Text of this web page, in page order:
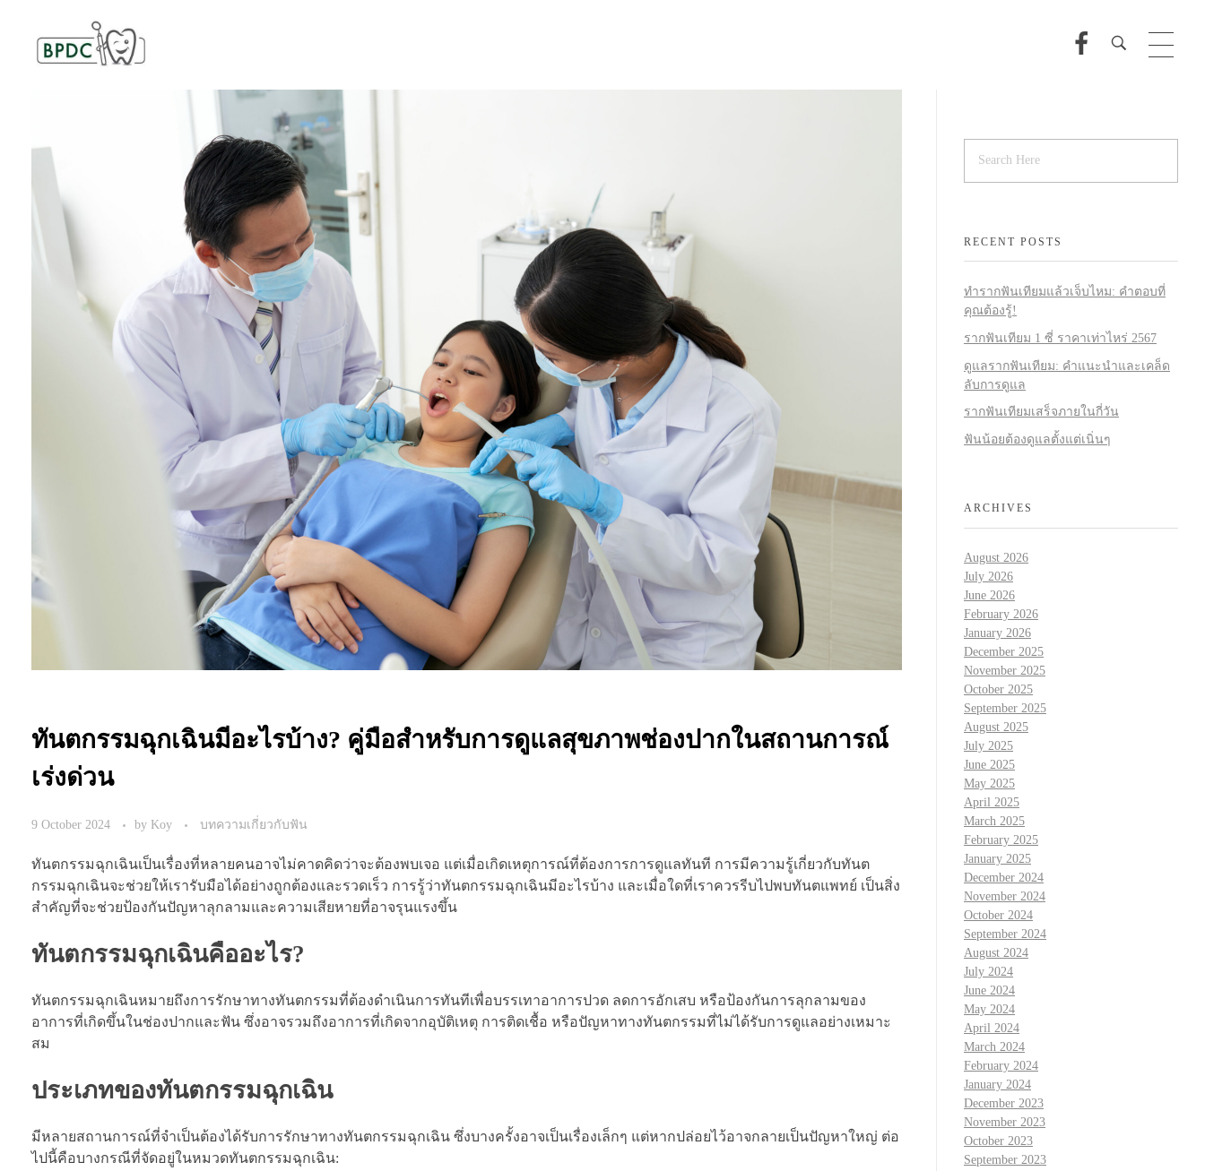
ทันตกรรมฉุกเฉินมีอะไรบ้าง? คู่มือสำหรับการดูแลสุขภาพช่องปากในสถานการณ์
เร่งด่วน
9 October 2024 by Koy บทความเกี่ยวกับฟัน
ทันตกรรมฉุกเฉินเป็นเรื่องที่หลายคนอาจไม่คาดคิดว่าจะต้องพบเจอ แต่เมื่อเกิดเหตุการณ์ที่ต้องการการดูแลทันที การมีความรู้เกี่ยวกับทันต
กรรมฉุกเฉินจะช่วยให้เรารับมือได้อย่างถูกต้องและรวดเร็ว การรู้ว่าทันตกรรมฉุกเฉินมีอะไรบ้าง และเมื่อใดที่เราควรรีบไปพบทันตแพทย์ เป็นสิ่ง
สำคัญที่จะช่วยป้องกันปัญหาลุกลามและความเสียหายที่อาจรุนแรงขึ้น
ทันตกรรมฉุกเฉินคืออะไร?
ทันตกรรมฉุกเฉินหมายถึงการรักษาทางทันตกรรมที่ต้องดำเนินการทันทีเพื่อบรรเทาอาการปวด ลดการอักเสบ หรือป้องกันการลุกลามของ
อาการที่เกิดขึ้นในช่องปากและฟัน ซึ่งอาจรวมถึงอาการที่เกิดจากอุบัติเหตุ การติดเชื้อ หรือปัญหาทางทันตกรรมที่ไม่ได้รับการดูแลอย่างเหมาะ
สม
ประเภทของทันตกรรมฉุกเฉิน
มีหลายสถานการณ์ที่จำเป็นต้องได้รับการรักษาทางทันตกรรมฉุกเฉิน ซึ่งบางครั้งอาจเป็นเรื่องเล็กๆ แต่หากปล่อยไว้อาจกลายเป็นปัญหาใหญ่ ต่อ
ไปนี้คือบางกรณีที่จัดอยู่ในหมวดทันตกรรมฉุกเฉิน:
RECENT POSTS
ทำรากฟันเทียมแล้วเจ็บไหม: คำตอบที่
คุณต้องรู้!
รากฟันเทียม 1 ซี่ ราคาเท่าไหร่ 2567
ดูแลรากฟันเทียม: คำแนะนำและเคล็ด
ลับการดูแล
รากฟันเทียมเสร็จภายในกี่วัน
ฟันน้อยต้องดูแลตั้งแต่เนิ่นๆ
ARCHIVES
August 2026
July 2026
June 2026
February 2026
January 2026
December 2025
November 2025
October 2025
September 2025
August 2025
July 2025
June 2025
May 2025
April 2025
March 2025
February 2025
January 2025
December 2024
November 2024
October 2024
September 2024
August 2024
July 2024
June 2024
May 2024
April 2024
March 2024
February 2024
January 2024
December 2023
November 2023
October 2023
September 2023